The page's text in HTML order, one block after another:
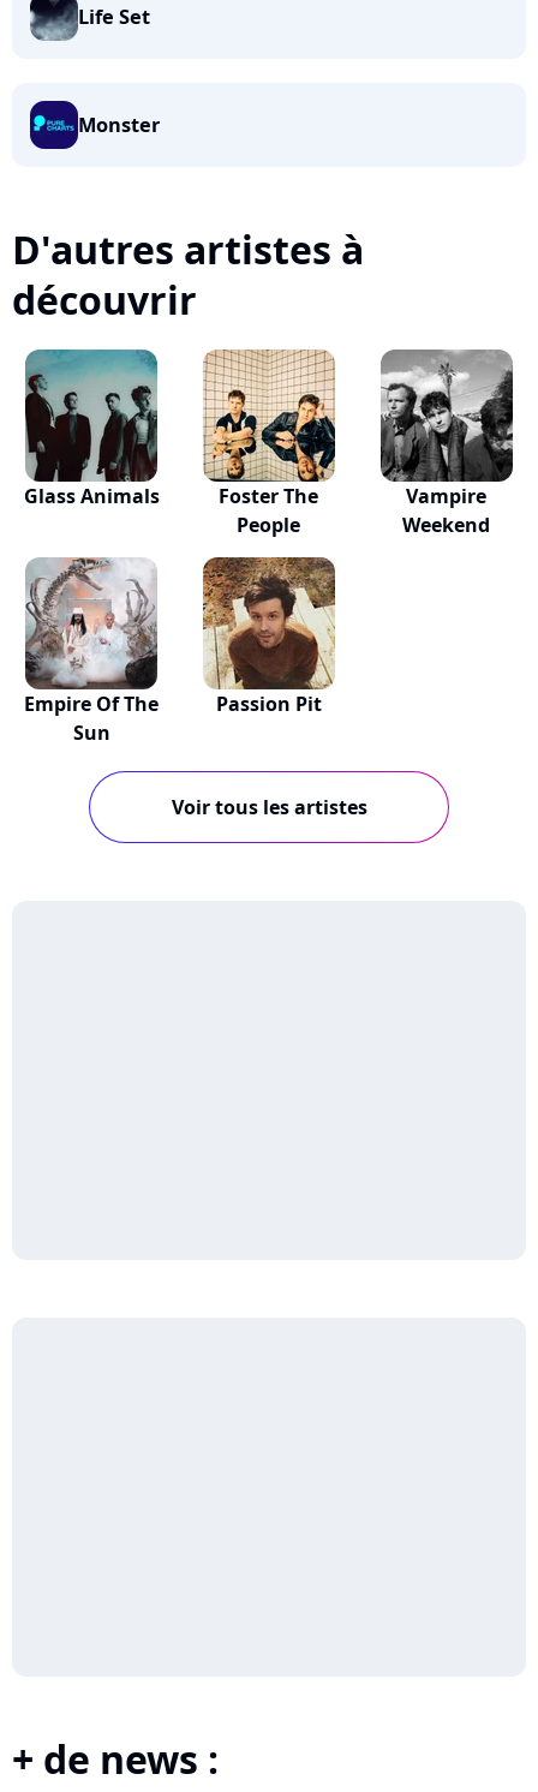
Life Set
Monster
D'autres artistes à
découvrir
Glass Animals
Foster The
People
Vampire
Weekend
Empire Of The
Sun
Passion Pit
Voir tous les artistes
+ de news :